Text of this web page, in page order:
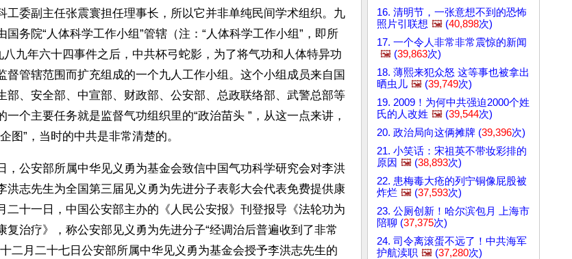
工委副主任张震寰担任理事长，所以它并非单纯民间学术组织。九
务院“人体科学工作小组”管辖（注：“人体科学工作小组”，即所
八九年六十四事件之后，中共杯弓蛇影，为了将气功和人体特异功
督管辖范围而扩充组成的一个九人工作小组。这个小组成员来自国
部、安全部、中宣部、财政部、公安部、总政联络部、武警总部等
一个主要任务就是监督气功组织里的“政治苗头 ”，从这一点来讲，
图”，当时的中共是非常清楚的。
，公安部所属中华见义勇为基金会致信中国气功科学研究会对李洪
洪志先生为全国第三届见义勇为先进分子表彰大会代表免费提供康
二十一日，中国公安部主办的《人民公安报》刊登报导《法轮功为
复治疗》，称公安部见义勇为先进分子“经调治后普遍收到了非常
二月二十七日公安部所属中华见义勇为基金会授予李洪志先生的
16. 清明节，一张意想不到的恐怖
照片引联想 🖼️ (40,898次)
17. 一个令人非常非常震惊的新闻
🖼️ (39,863次)
18. 薄熙来犯众怒 这等事也被拿出
晒虫儿 🖼️ (39,749次)
19. 2009！为何中共强迫2000个姓
氏的人改姓 🖼️ (39,544次)
20. 政治局向这俩摊牌 (39,396次)
21. 小笑话：宋祖英不带妆彩排的
原因 🖼️ (38,893次)
22. 患梅毒大疮的列宁铜像屁股被
炸烂 🖼️ (37,593次)
23. 公厕创新！哈尔滨包月 上海市
陪聊 (37,375次)
24. 司令离滚蛋不远了！中共海军
护航渎职 🖼️ (37,280次)